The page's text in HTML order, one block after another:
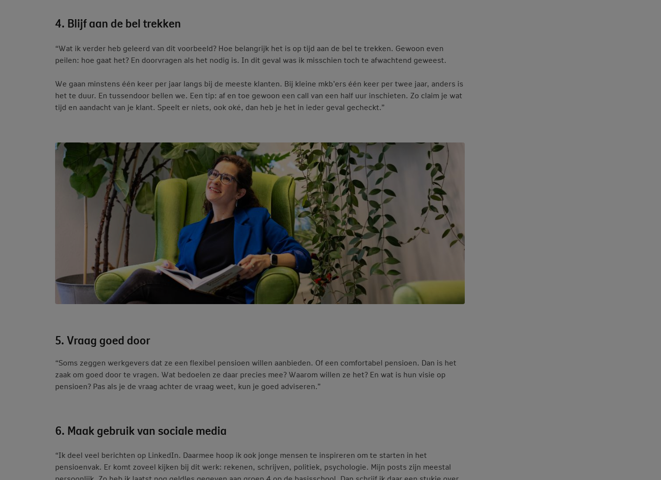
4. Blijf aan de bel trekken
“Wat ik verder heb geleerd van dit voorbeeld? Hoe belangrijk het is op tijd aan de bel te trekken. Gewoon even
peilen: hoe gaat het? En doorvragen als het nodig is. In dit geval was ik misschien toch te afwachtend geweest.
We gaan minstens één keer per jaar langs bij de meeste klanten. Bij kleine mkb’ers één keer per twee jaar, anders is
het te duur. En tussendoor bellen we. Een tip: af en toe gewoon een call van een half uur inschieten. Zo claim je wat
tijd en aandacht van je klant. Speelt er niets, ook oké, dan heb je het in ieder geval gecheckt.”
5. Vraag goed door
“Soms zeggen werkgevers dat ze een flexibel pensioen willen aanbieden. Of een comfortabel pensioen. Dan is het
zaak om goed door te vragen. Wat bedoelen ze daar precies mee? Waarom willen ze het? En wat is hun visie op
pensioen? Pas als je de vraag achter de vraag weet, kun je goed adviseren.”
6. Maak gebruik van sociale media
“Ik deel veel berichten op LinkedIn. Daarmee hoop ik ook jonge mensen te inspireren om te starten in het
pensioenvak. Er komt zoveel kijken bij dit werk: rekenen, schrijven, politiek, psychologie. Mijn posts zijn meestal